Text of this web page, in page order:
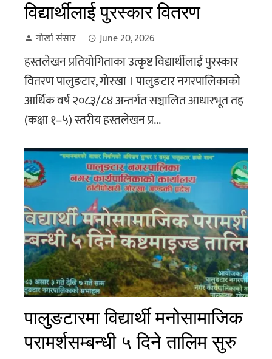
विद्यार्थीलाई पुरस्कार वितरण
गोर्खा संसार June 20, 2026
हस्तलेखन प्रतियोगिताका उत्कृष्ट विद्यार्थीलाई पुरस्कार
वितरण पालुङटार, गोरखा । पालुङटार नगरपालिकाको
आर्थिक वर्ष २०८३/८४ अन्तर्गत सञ्चालित आधारभूत तह
(कक्षा १–५) स्तरीय हस्तलेखन प्र...
पालुङटारमा विद्यार्थी मनोसामाजिक
परामर्शसम्बन्धी ५ दिने तालिम सुरु